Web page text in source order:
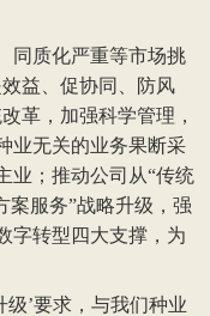
同质化严重等市场挑
益、促协同、防风
革，加强科学管理，
业无关的业务果断采
业；推动公司从“传统
案服务”战略升级，强
字转型四大支撑，为
级’要求，与我们种业